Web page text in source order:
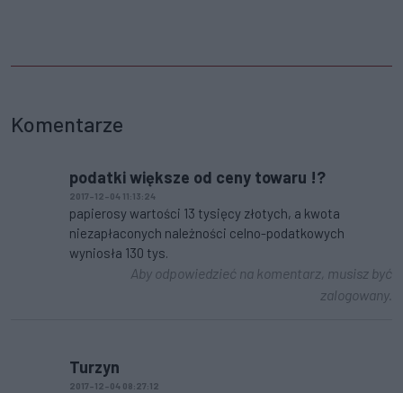
Komentarze
podatki większe od ceny towaru !?
2017-12-04 11:13:24
papierosy wartości 13 tysięcy złotych, a kwota
niezapłaconych należności celno-podatkowych
wyniosła 130 tys.
Aby odpowiedzieć na komentarz, musisz być
zalogowany.
Turzyn
2017-12-04 08:27:12